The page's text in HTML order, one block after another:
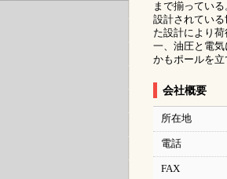
まで揃ってい
設計されてい
た設計により
一、油圧と電
かもポールを立
会社概要
所在地
電話
FAX